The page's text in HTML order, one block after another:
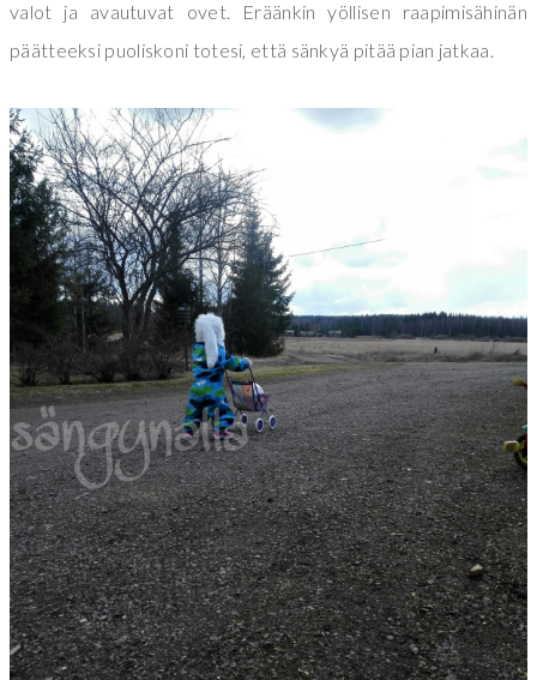
valot ja avautuvat ovet. Eräänkin yöllisen raapimisähinän
päätteeksi puoliskoni totesi, että sänkyä pitää pian jatkaa.